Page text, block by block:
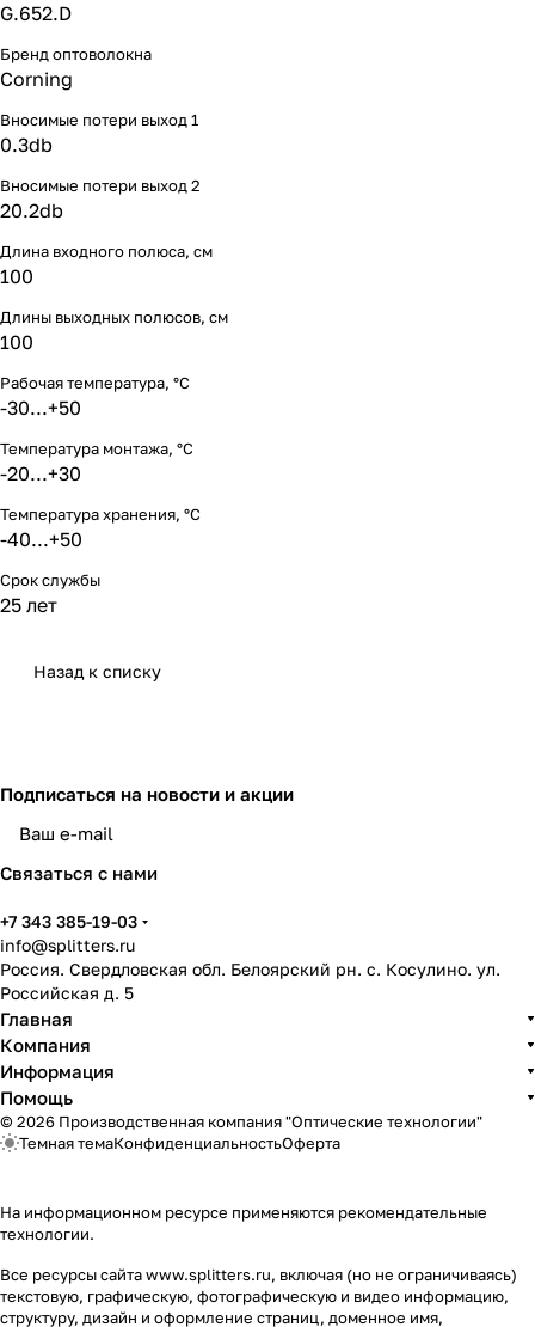
G.652.D
Бренд оптоволокна
Corning
Вносимые потери выход 1
0.3db
Вносимые потери выход 2
20.2db
Длина входного полюса, см
100
Длины выходных полюсов, см
100
Рабочая температура, °С
-30...+50
Температура монтажа, °С
-20...+30
Температура хранения, °С
-40...+50
Срок службы
25 лет
Назад к списку
Подписаться на новости и акции
Связаться с нами
+7 343 385-19-03
info@splitters.ru
Россия. Свердловская обл. Белоярский рн. с. Косулино. ул.
Российская д. 5
Главная
Компания
Информация
Помощь
© 2026 Производственная компания "Оптические технологии"
Темная темаКонфиденциальностьОферта
На информационном ресурсе применяются рекомендательные
технологии.
Все ресурсы сайта www.splitters.ru, включая (но не ограничиваясь)
текстовую, графическую, фотографическую и видео информацию,
структуру, дизайн и оформление страниц, доменное имя,